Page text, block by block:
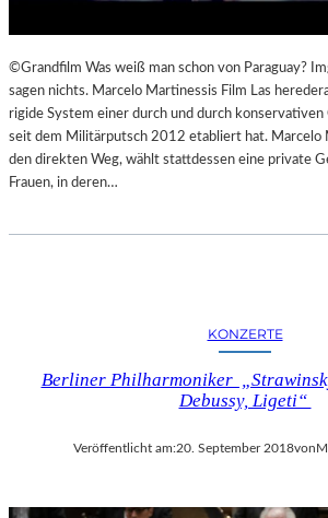
©Grandfilm Was weiß man schon von Paraguay?
sagen nichts. Marcelo Martinessis Film Las
rigide System einer durch und durch konservativen
seit dem Militärputsch 2012 etabliert hat. Marcelo
den direkten Weg, wählt stattdessen eine private
Frauen, in deren…
KONZERTE
Berliner Philharmoniker
Debussy, Ligeti“
Veröffentlicht am:20. September 2018von